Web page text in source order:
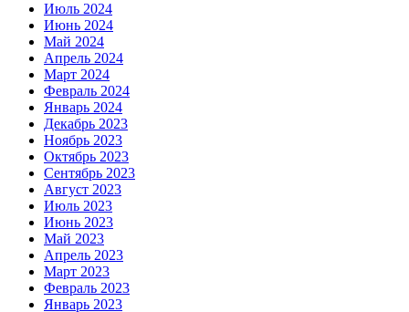
Июль 2024
Июнь 2024
Май 2024
Апрель 2024
Март 2024
Февраль 2024
Январь 2024
Декабрь 2023
Ноябрь 2023
Октябрь 2023
Сентябрь 2023
Август 2023
Июль 2023
Июнь 2023
Май 2023
Апрель 2023
Март 2023
Февраль 2023
Январь 2023